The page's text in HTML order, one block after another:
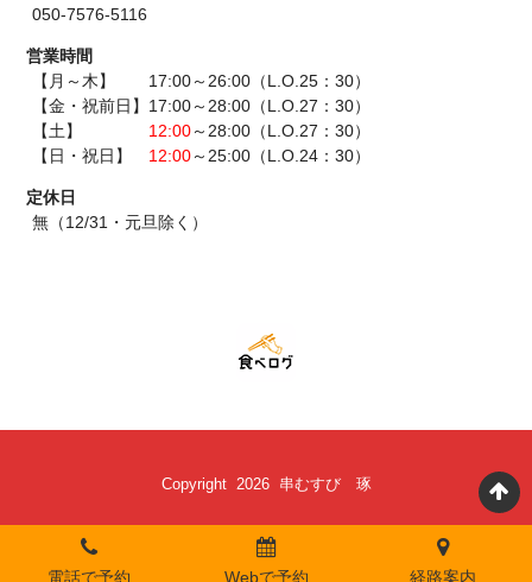
050-7576-5116
営業時間
【月～木】 17:00～26:00（L.O.25：30）
【金・祝前日】17:00～28:00（L.O.27：30）
【土】 12:00～28:00（L.O.27：30）
【日・祝日】 12:00～25:00（L.O.24：30）
定休日
無（12/31・元旦除く）
Copyright 2026 串むすび 琢
電話で予約 Webで予約 経路案内